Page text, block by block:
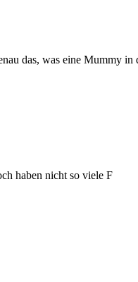
das, was eine Mummy in
haben nicht so viele F